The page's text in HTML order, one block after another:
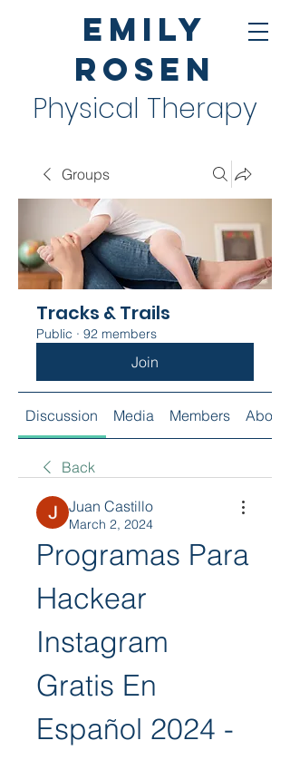
Emily
Rosen
Physical Therapy
Groups
Tracks & Trails
Public · 92 members
Join
Discussion Media Members About
Back
Juan Castillo
March 2, 2024
Programas Para
Hackear
Instagram
Gratis En
Español 2024 -